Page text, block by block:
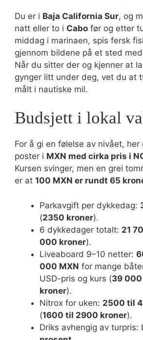
Du er i Baja California Sur, og
natt eller to i Cabo før og etter
middag i marinaen, spis fersk
gjennom bildene på et sted
Når du sitter der og kjenner at
gynger litt under deg, vet du at
målt i nautiske mil.
Budsjett i lokal
For å gi en følelse av nivået, her
poster i MXN med cirka pris i
Kursen svinger, men en grei
er at 100 MXN er rundt 65
Parkavgift per dykkedag:
(2350 kroner).
6 dykkedager totalt: 21
000 kroner).
Liveaboard 9–10 netter:
000 MXN for mange
USD-pris og kurs (39
kroner).
Nitrox for uken: 2500 til
(1600 til 2900 kroner).
Driks avhengig av turpris: